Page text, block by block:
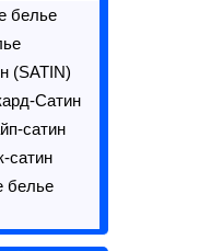
белье
(SATIN)
Сатин
сатин
сатин
белье